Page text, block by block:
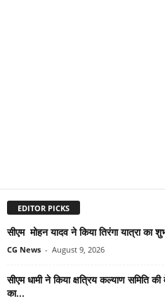
EDITOR PICKS
सीएम मोहन यादव ने किया तिरंगा यात्रा का
CG News - August 9, 2026
सीएम धामी ने किया क्षत्रिय कल्याण समिति की
का...